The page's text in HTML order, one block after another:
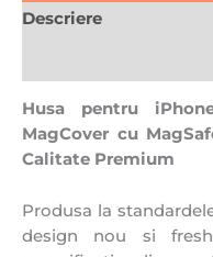
Descriere
Husa pentru
MagCover cu
Calitate Premium
Produsa la
design nou si